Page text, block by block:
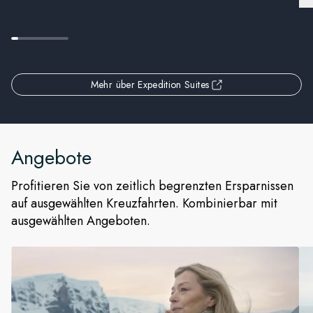
Mehr über Expedition Suites
Angebote
Profitieren Sie von zeitlich begrenzten Ersparnissen
auf ausgewählten Kreuzfahrten. Kombinierbar mit
ausgewählten Angeboten.